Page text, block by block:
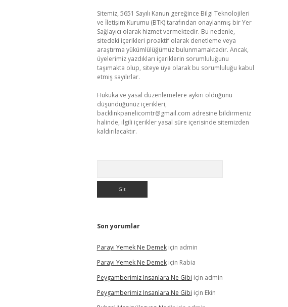
Sitemiz, 5651 Sayılı Kanun gereğince Bilgi Teknolojileri
ve İletişim Kurumu (BTK) tarafından onaylanmış bir Yer
Sağlayıcı olarak hizmet vermektedir. Bu nedenle,
sitedeki içerikleri proaktif olarak denetleme veya
araştırma yükümlülüğümüz bulunmamaktadır. Ancak,
üyelerimiz yazdıkları içeriklerin sorumluluğunu
taşımakta olup, siteye üye olarak bu sorumluluğu kabul
etmiş sayılırlar.
Hukuka ve yasal düzenlemelere aykırı olduğunu
düşündüğünüz içerikleri,
backlinkpanelicomtr@gmail.com adresine bildirmeniz
halinde, ilgili içerikler yasal süre içerisinde sitemizden
kaldırılacaktır.
Son yorumlar
Parayı Yemek Ne Demekiçin admin
Parayı Yemek Ne Demekiçin Rabia
Peygamberimiz Insanlara Ne Gibi için admin
Peygamberimiz Insanlara Ne Gibi için Ekin